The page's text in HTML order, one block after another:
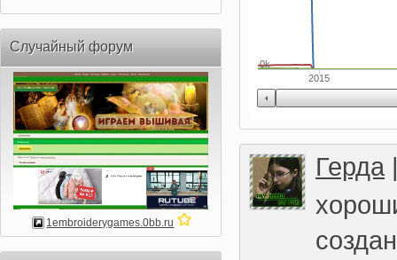
Случайный форум
1embroiderygames.0bb.ru
2015
0k
Герда